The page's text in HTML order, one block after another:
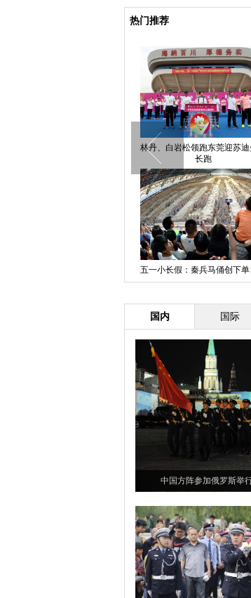
热门推荐
林丹、白岩松领跑东莞迎苏
长跑
五一小长假：秦兵马俑创下
待量6万人记录
国内 国际
中国方阵参加俄罗斯举